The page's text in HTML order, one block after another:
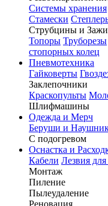
Системы хранения
Стамески
Струбцины и
Топоры Труборезы
стопорных колец
Пневмотехника
Гайковерты
Заклепочники
Краскопульты
Шлифмашины
Одежда и Мерч
Беруши и
С подогревом
Оснастка и
Кабели Лезвия
Монтаж
Пиление
Пылеудаление
Реновация